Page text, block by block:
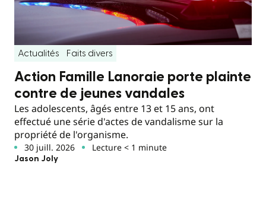
Actualités Faits divers
Action Famille Lanoraie porte plainte
contre de jeunes vandales
Les adolescents, âgés entre 13 et 15 ans, ont
effectué une série d'actes de vandalisme sur la
propriété de l'organisme.
30 juill. 2026 Lecture < 1 minute
Jason Joly